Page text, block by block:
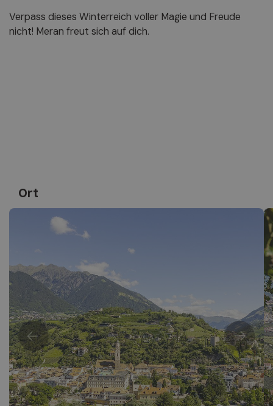
Verpass dieses Winterreich voller Magie und Freude
nicht! Meran freut sich auf dich.
Ort